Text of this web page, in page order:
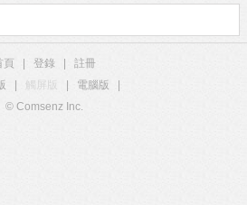
頁 登錄
註冊
觸屏版 電腦版
© Comsenz Inc.